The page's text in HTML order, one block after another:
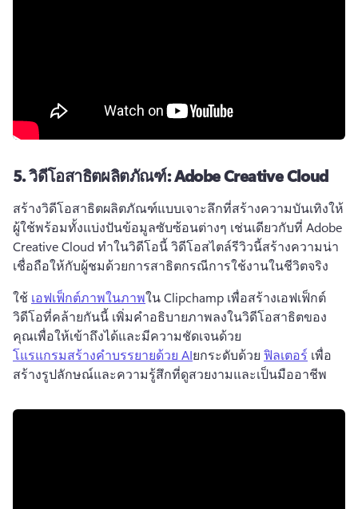
5.วิดีโอสาธิตผลิตภัณฑ์: Adobe Creative Cloud
สร้างวิดีโอสาธิตผลิตภัณฑ์แบบเจาะลึกที่สร้างความบันเทิงให้
ผู้ใช้พร้อมทั้งแบ่งปันข้อมูลซับซ้อนต่างๆ เช่นเดียวกับที่ Adobe
Creative Cloud ทำในวิดีโอนี้ วิดีโอสไตล์รีวิวนี้สร้างความน่า
เชื่อถือให้กับผู้ชมด้วยการสาธิตกรณีการใช้งานในชีวิตจริง
ใช้ เอฟเฟ็กต์ภาพในภาพใน Clipchamp เพื่อสร้างเอฟเฟ็กต์
วิดีโอที่คล้ายกันนี้ เพิ่มคำอธิบายภาพลงในวิดีโอสาธิตของ
คุณเพื่อให้เข้าถึงได้และมีความชัดเจนด้วย
โแรแกรมสร้างคำบรรยายด้วย AIยกระดับด้วย ฟิลเตอร์ เพื่อ
สร้างรูปลักษณ์และความรู้สึกที่ดูสวยงามและเป็นมืออาชีพ